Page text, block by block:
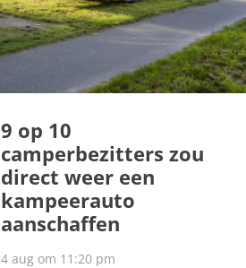
9 op 10
camperbezitters zou
direct weer een
kampeerauto
aanschaffen
4 aug om 11:20 pm